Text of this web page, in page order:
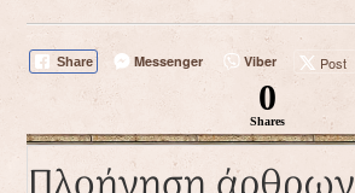
Share Messenger Viber Post
0
Shares